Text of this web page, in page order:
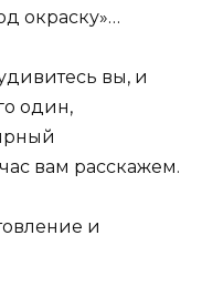
окраску»…
вы, и
один,
вам расскажем.
и